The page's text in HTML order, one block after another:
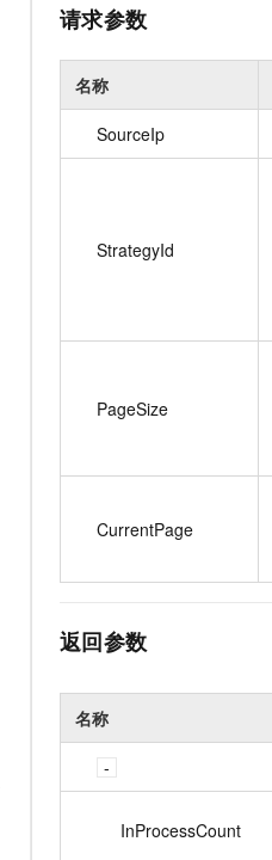
请求参数
名称
SourceIp
StrategyId
PageSize
CurrentPage
返回参数
名称
InProcessCount